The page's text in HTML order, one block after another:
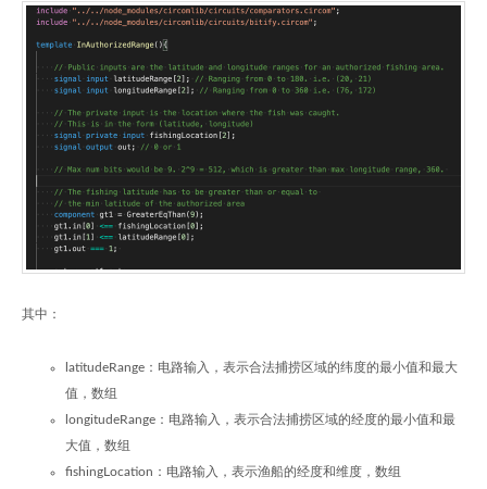
其中：
latitudeRange：电路输入，表示合法捕捞区域的纬度的最小值和最大
值，数组
longitudeRange：电路输入，表示合法捕捞区域的经度的最小值和最
大值，数组
fishingLocation：电路输入，表示渔船的经度和维度，数组